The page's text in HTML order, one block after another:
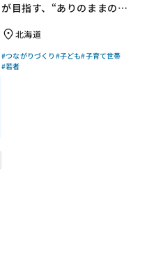
が目指す、“ありのままの自
ィづくり
北海道
#つながりづくり #子ども#子育て世帯
#若者